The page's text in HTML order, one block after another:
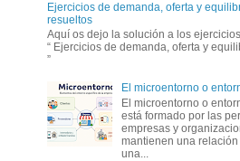
Ejercicios de demanda, oferta y
resueltos
Aquí os dejo la solución a los
“ Ejercicios de demanda, oferta y
”
El microentorno o
El microentorno o
está formado por las
empresas y
mantienen una
una...